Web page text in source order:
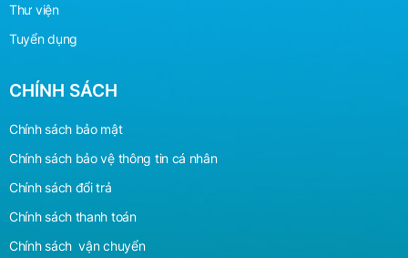
Thư viện
Tuyển dụng
CHÍNH SÁCH
Chính sách bảo mật
Chính sách bảo vệ thông tin cá nhân
Chính sách đổi trả
Chính sách thanh toán
Chính sách vận chuyển